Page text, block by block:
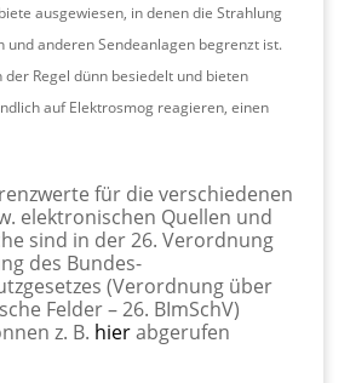
ausgewiesen, in denen die Strahlung
und anderen Sendeanlagen begrenzt ist.
der Regel dünn besiedelt und bieten
auf Elektrosmog reagieren, einen
für die verschiedenen
elektronischen Quellen und
sind in der 26. Verordnung
des Bundes-
(Verordnung über
Felder – 26. BImSchV)
z. B. hierabgerufen